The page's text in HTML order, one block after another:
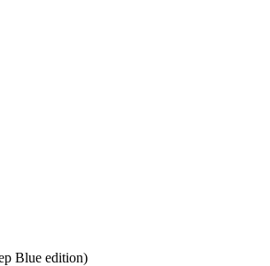
Blue edition)